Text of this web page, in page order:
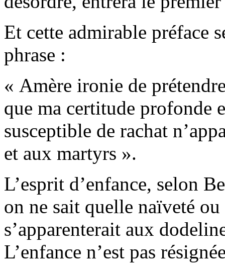
Et cette admirable préface
phrase :
« Amère ironie de
que ma certitude profonde
susceptible de rachat
et aux martyrs ».
L’esprit d’enfance, selon
on ne sait quelle naïveté
s’apparenterait aux
L’enfance n’est pas